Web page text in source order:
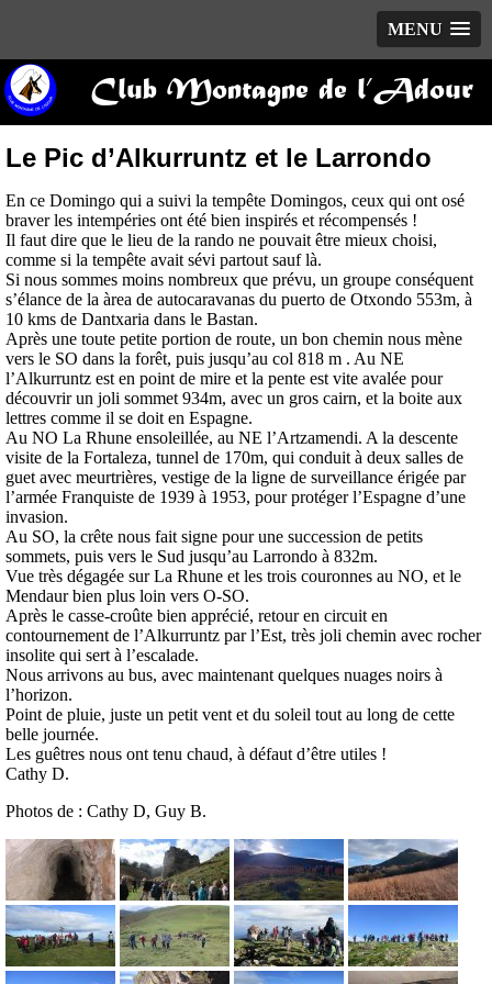
MENU
Club Montagne de l’Adour
Le Pic d’Alkurruntz et le Larrondo
En ce Domingo qui a suivi la tempête Domingos, ceux qui ont osé
braver les intempéries ont été bien inspirés et récompensés !
Il faut dire que le lieu de la rando ne pouvait être mieux choisi,
comme si la tempête avait sévi partout sauf là.
Si nous sommes moins nombreux que prévu, un groupe conséquent
s’élance de la àrea de autocaravanas du puerto de Otxondo 553m, à
10 kms de Dantxaria dans le Bastan.
Après une toute petite portion de route, un bon chemin nous mène
vers le SO dans la forêt, puis jusqu’au col 818 m . Au NE
l’Alkurruntz est en point de mire et la pente est vite avalée pour
découvrir un joli sommet 934m, avec un gros cairn, et la boite aux
lettres comme il se doit en Espagne.
Au NO La Rhune ensoleillée, au NE l’Artzamendi. A la descente
visite de la Fortaleza, tunnel de 170m, qui conduit à deux salles de
guet avec meurtrières, vestige de la ligne de surveillance érigée par
l’armée Franquiste de 1939 à 1953, pour protéger l’Espagne d’une
invasion.
Au SO, la crête nous fait signe pour une succession de petits
sommets, puis vers le Sud jusqu’au Larrondo à 832m.
Vue très dégagée sur La Rhune et les trois couronnes au NO, et le
Mendaur bien plus loin vers O-SO.
Après le casse-croûte bien apprécié, retour en circuit en
contournement de l’Alkurruntz par l’Est, très joli chemin avec rocher
insolite qui sert à l’escalade.
Nous arrivons au bus, avec maintenant quelques nuages noirs à
l’horizon.
Point de pluie, juste un petit vent et du soleil tout au long de cette
belle journée.
Les guêtres nous ont tenu chaud, à défaut d’être utiles !
Cathy D.
Photos de : Cathy D, Guy B.